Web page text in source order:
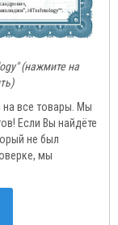
(нажмите на
на все товары. Мы
Если Вы найдёте
не был
мы